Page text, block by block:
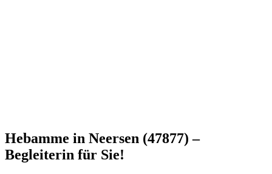
Hebamme in Neersen (47877) –
Begleiterin für Sie!